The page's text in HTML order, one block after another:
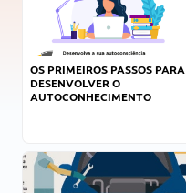
OS PRIMEIROS PASSOS PARA
DESENVOLVER O
AUTOCONHECIMENTO